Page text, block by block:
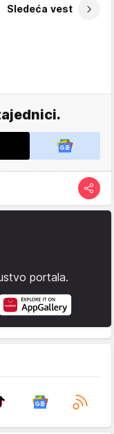
Sledeća vest
portala.